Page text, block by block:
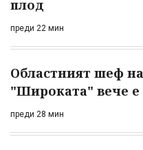
плод
преди 22 мин
Областният шеф
"Широката" вече е
преди 28 мин